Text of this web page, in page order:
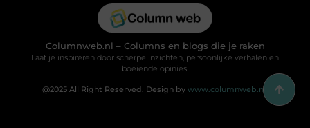
Columnweb.nl – Columns en blogs die je raken
Laat je inspireren door scherpe inzichten, persoonlijke verhalen en
boeiende opinies.
@2025 All Right Reserved. Design by www.columnweb.nl.